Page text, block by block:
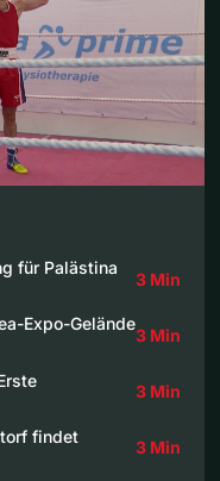
für Palästina
3 Min
Expo-Gelände
3 Min
3 Min
findet
3 Min